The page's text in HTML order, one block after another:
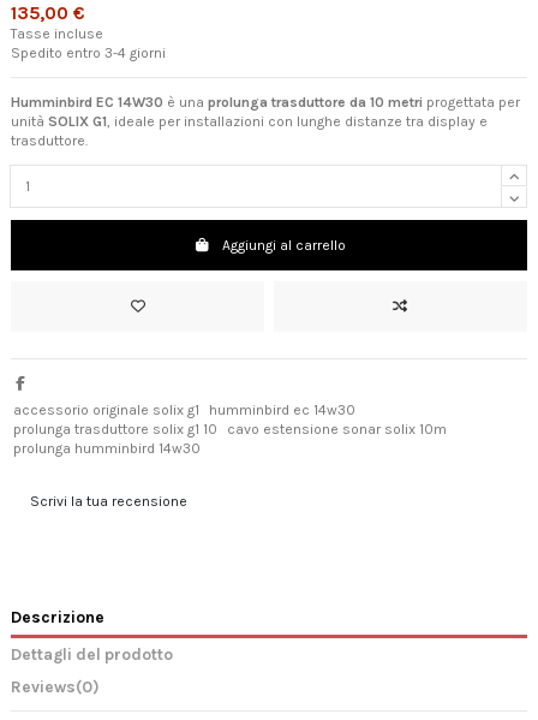
135,00 €
Tasse incluse
Spedito entro 3-4 giorni
Humminbird EC 14W30 è una prolunga trasduttore da 10 metri progettata per
unità SOLIX G1, ideale per installazioni con lunghe distanze tra display e
trasduttore.
Aggiungi al carrello
accessorio originale solix g1
humminbird ec 14w30
prolunga trasduttore solix g1 10
cavo estensione sonar solix 10m
prolunga humminbird 14w30
Scrivi la tua recensione
Descrizione
Dettagli del prodotto
Reviews(0)